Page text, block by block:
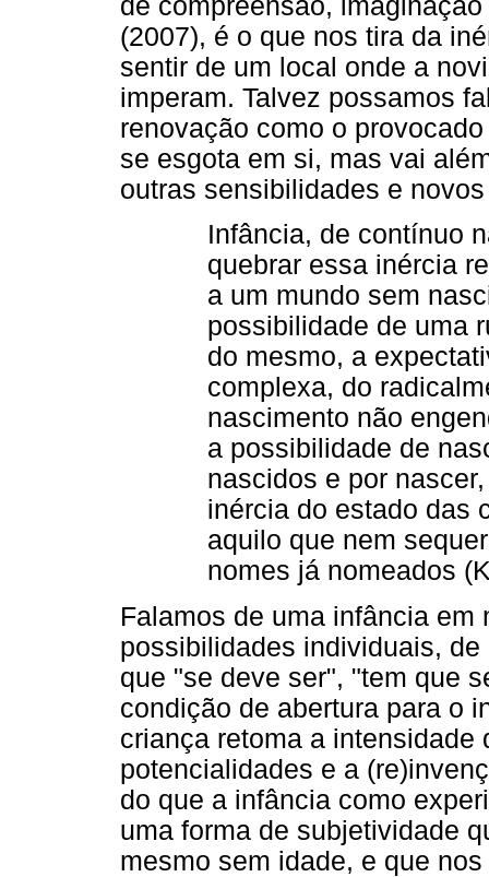
(2007), é o que nos tira da
sentir de um local onde a
imperam. Talvez possamos
renovação como o
se esgota em si, mas vai
outras sensibilidades e
Infância, de contínuo
quebrar essa inércia
a um mundo sem
possibilidade de uma
do mesmo, a
complexa, do
nascimento não
a possibilidade de
nascidos e por
inércia do estado das
aquilo que nem
nomes já nomeados
Falamos de uma infância em
possibilidades individuais,
que "se deve ser", "tem que
condição de abertura para o
criança retoma a intensidade
potencialidades e a
do que a infância como
uma forma de subjetividade
mesmo sem idade, e que